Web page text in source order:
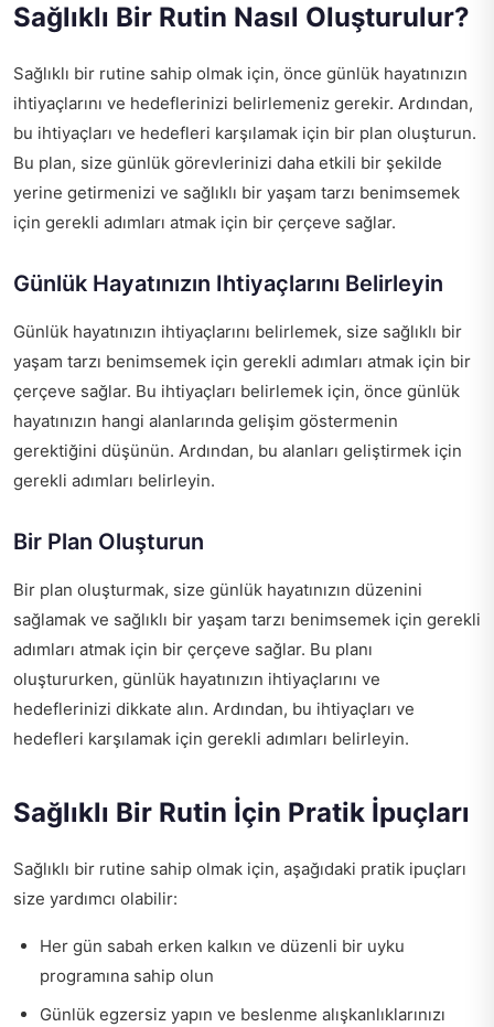
Sağlıklı Bir Rutin Nasıl Oluşturulur?
Sağlıklı bir rutine sahip olmak için, önce günlük hayatınızın
ihtiyaçlarını ve hedeflerinizi belirlemeniz gerekir. Ardından,
bu ihtiyaçları ve hedefleri karşılamak için bir plan oluşturun.
Bu plan, size günlük görevlerinizi daha etkili bir şekilde
yerine getirmenizi ve sağlıklı bir yaşam tarzı benimsemek
için gerekli adımları atmak için bir çerçeve sağlar.
Günlük Hayatınızın Ihtiyaçlarını Belirleyin
Günlük hayatınızın ihtiyaçlarını belirlemek, size sağlıklı bir
yaşam tarzı benimsemek için gerekli adımları atmak için bir
çerçeve sağlar. Bu ihtiyaçları belirlemek için, önce günlük
hayatınızın hangi alanlarında gelişim göstermenin
gerektiğini düşünün. Ardından, bu alanları geliştirmek için
gerekli adımları belirleyin.
Bir Plan Oluşturun
Bir plan oluşturmak, size günlük hayatınızın düzenini
sağlamak ve sağlıklı bir yaşam tarzı benimsemek için gerekli
adımları atmak için bir çerçeve sağlar. Bu planı
oluştururken, günlük hayatınızın ihtiyaçlarını ve
hedeflerinizi dikkate alın. Ardından, bu ihtiyaçları ve
hedefleri karşılamak için gerekli adımları belirleyin.
Sağlıklı Bir Rutin İçin Pratik İpuçları
Sağlıklı bir rutine sahip olmak için, aşağıdaki pratik ipuçları
size yardımcı olabilir:
Her gün sabah erken kalkın ve düzenli bir uyku
programına sahip olun
Günlük egzersiz yapın ve beslenme alışkanlıklarınızı